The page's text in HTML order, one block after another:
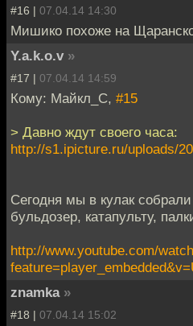
#16 | 07.04.14 14:30
Мишико похоже на
Y.a.k.o.v »
#17 | 07.04.14 14:59
Кому: Майкл_С, #15
> Давно ждут своего часа:
http://s1.ipicture.ru/uploads/
Сегодня мы в кулак
бульдозер, катапульту,
http://www.youtube.com/
znamka »
#18 | 07.04.14 15:02